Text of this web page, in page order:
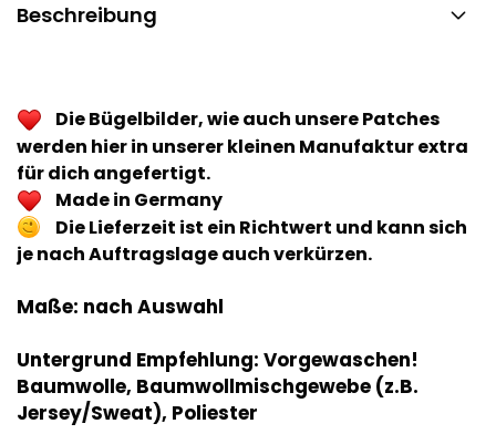
Beschreibung
Die Bügelbilder, wie auch unsere Patches
werden hier in unserer kleinen Manufaktur extra
für dich angefertigt.
Made in Germany
Die Lieferzeit ist ein Richtwert und kann sich
je nach Auftragslage auch verkürzen.
Maße: nach Auswahl
Untergrund Empfehlung: Vorgewaschen!
Baumwolle, Baumwollmischgewebe (z.B.
Jersey/Sweat), Poliester